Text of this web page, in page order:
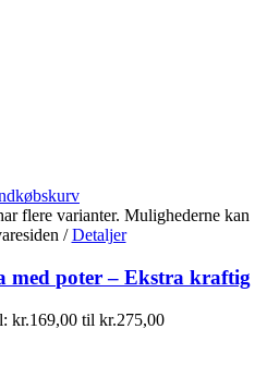
flere varianter. Mulighederne kan
/ Detaljer
med poter – Ekstra kraftig
kr.169,00 til kr.275,00